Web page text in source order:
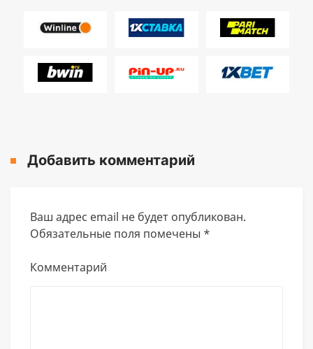
Добавить комментарий
Ваш адрес email не будет опубликован.
Обязательные поля помечены *
Комментарий